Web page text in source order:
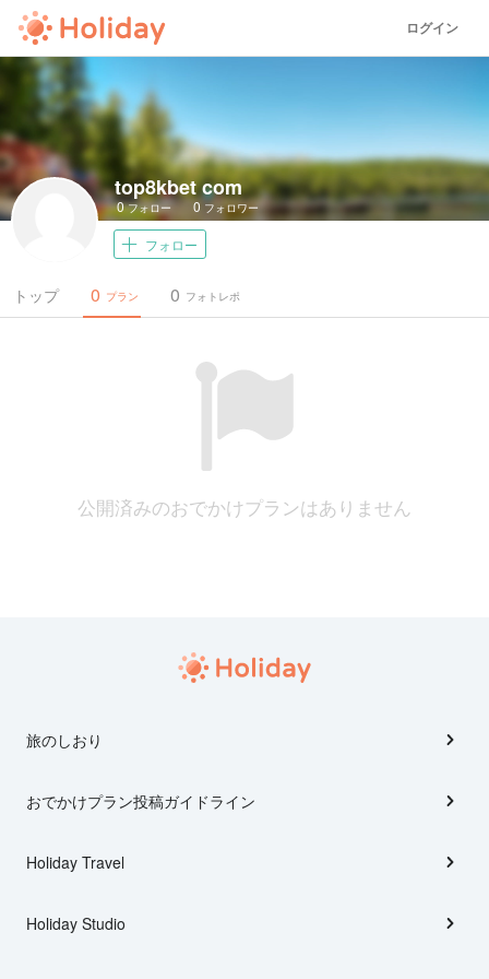
ログイン
top8kbet com
0フォロー 0 フォロワー
フォロー
トップ プラン
0 フォトレポ
0
公開済みのおでかけプランはありません
旅のしおり
おでかけプラン投稿ガイドライン
Holiday Travel
Holiday Studio